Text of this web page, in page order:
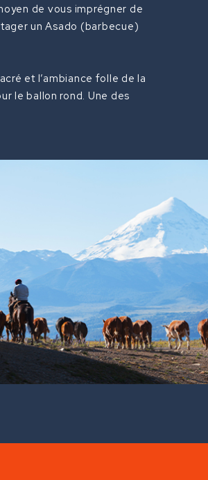
de vous imprégner de
un Asado (barbecue)
et l’ambiance folle de la
le ballon rond. Une des